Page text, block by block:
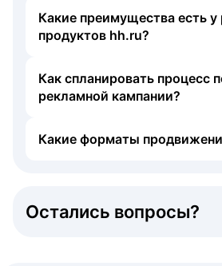
Какие преимущества есть
продуктов hh.ru?
Как спланировать процесс
рекламной кампании?
Какие форматы
Остались вопросы?